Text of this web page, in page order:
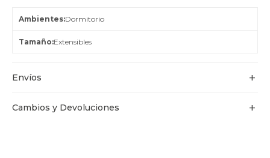
Ambientes Dormitorio
Tamaño Extensibles
Envíos
Cambios y Devoluciones